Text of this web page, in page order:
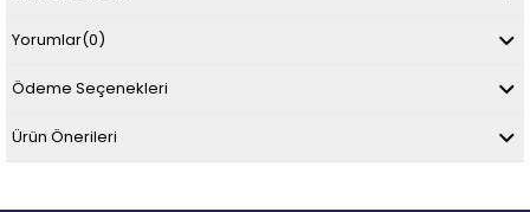
Yorumlar(0)
Ödeme Seçenekleri
Ürün Önerileri